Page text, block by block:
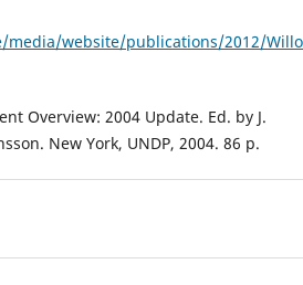
website/publications/2012/
Overview: 2004 Update. Ed. by J.
New York, UNDP, 2004. 86 р.